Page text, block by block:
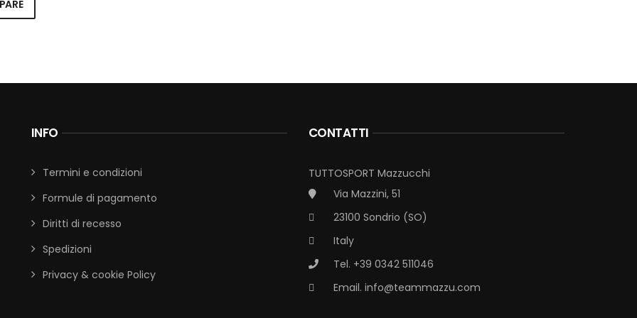
INFO
Termini e condizioni
Formule di pagamento
Diritti di recesso
Spedizioni
Privacy & cookie Policy
CONTATTI
TUTTOSPORT Mazzucchi
Via Mazzini, 51
23100 Sondrio (SO)
Italy
Tel. +39 0342 511046
Email. info@teammazzu.com